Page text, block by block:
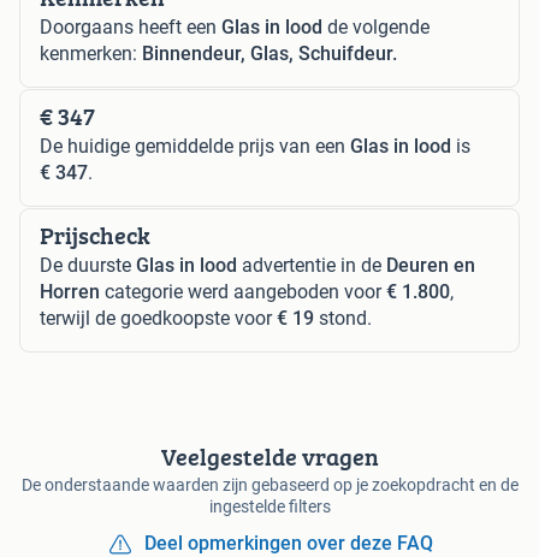
Doorgaans heeft een Glas in lood de volgende
kenmerken: Binnendeur, Glas, Schuifdeur.
€ 347
De huidige gemiddelde prijs van een Glas in lood is
€ 347.
Prijscheck
De duurste Glas in lood advertentie in de Deuren en
Horren categorie werd aangeboden voor€ 1.800,
terwijl de goedkoopste voor€ 19 stond.
Veelgestelde vragen
De onderstaande waarden zijn gebaseerd op je zoekopdracht en de
ingestelde filters
Deel opmerkingen over deze FAQ